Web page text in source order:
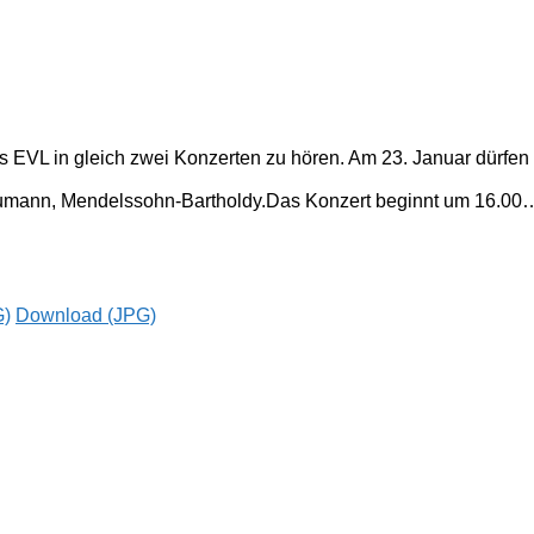
in gleich zwei Konzerten zu hören. Am 23. Januar
Mendelssohn-Bartholdy.Das Konzert beginnt um
Download (JPG)